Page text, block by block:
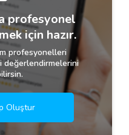
profesyonel
için hazır.
profesyonelleri
değerlendirmelerini
Oluştur